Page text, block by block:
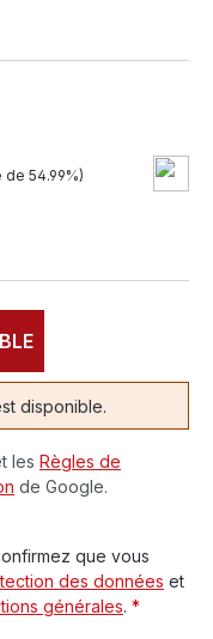
54.99%)
disponible.
les Règles de
de Google.
que vous
des données et
générales. *